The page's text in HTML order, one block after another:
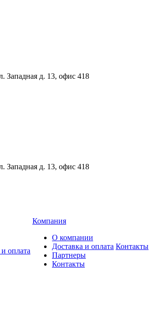
Западная д. 13, офис 418
Западная д. 13, офис 418
оплата
Компания
О компании
Доставка и оплата
Партнеры
Контакты
Контакты